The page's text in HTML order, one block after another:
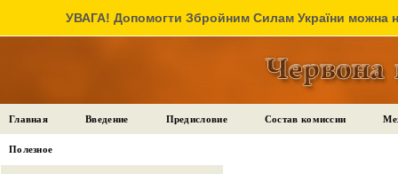
УВАГА! Допомогти Збройним Силам України можна
Главная Введение Предисловие Состав комиссии
Полезное